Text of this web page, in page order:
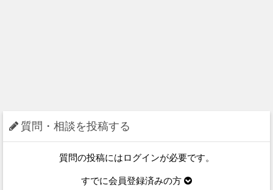
質問・相談を投稿する
質問の投稿にはログインが必要です。
すでに会員登録済みの方